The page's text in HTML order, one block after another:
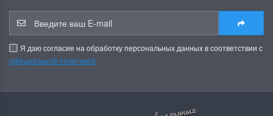
Я даю согласие на обработку персональных данных в соответствии с
официальной политикой